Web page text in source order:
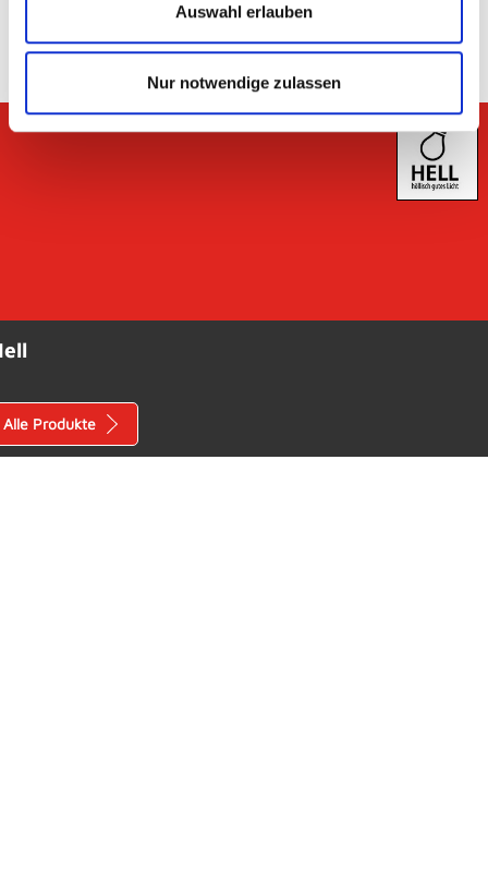
Auswahl erlauben
Nur notwendige zulassen
Alle Produkte